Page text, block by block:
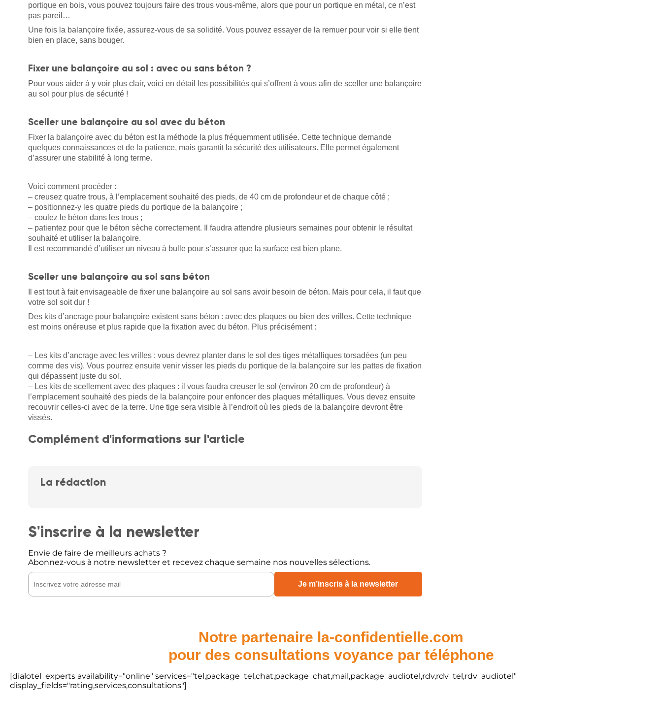
portique en bois, vous pouvez toujours faire des trous vous-même, alors que pour un portique en métal, ce n’est
pas pareil…
Une fois la balançoire fixée, assurez-vous de sa solidité. Vous pouvez essayer de la remuer pour voir si elle tient
bien en place, sans bouger.
Fixer une balançoire au sol : avec ou sans béton ?
Pour vous aider à y voir plus clair, voici en détail les possibilités qui s’offrent à vous afin de sceller une balançoire
au sol pour plus de sécurité !
Sceller une balançoire au sol avec du béton
Fixer la balançoire avec du béton est la méthode la plus fréquemment utilisée. Cette technique demande
quelques connaissances et de la patience, mais garantit la sécurité des utilisateurs. Elle permet également
d’assurer une stabilité à long terme.
Voici comment procéder :
– creusez quatre trous, à l’emplacement souhaité des pieds, de 40 cm de profondeur et de chaque côté ;
– positionnez-y les quatre pieds du portique de la balançoire ;
– coulez le béton dans les trous ;
– patientez pour que le béton sèche correctement. Il faudra attendre plusieurs semaines pour obtenir le résultat
souhaité et utiliser la balançoire.
Il est recommandé d’utiliser un niveau à bulle pour s’assurer que la surface est bien plane.
Sceller une balançoire au sol sans béton
Il est tout à fait envisageable de fixer une balançoire au sol sans avoir besoin de béton. Mais pour cela, il faut que
votre sol soit dur !
Des kits d’ancrage pour balançoire existent sans béton : avec des plaques ou bien des vrilles. Cette technique
est moins onéreuse et plus rapide que la fixation avec du béton. Plus précisément :
– Les kits d’ancrage avec les vrilles : vous devrez planter dans le sol des tiges métalliques torsadées (un peu
comme des vis). Vous pourrez ensuite venir visser les pieds du portique de la balançoire sur les pattes de fixation
qui dépassent juste du sol.
– Les kits de scellement avec des plaques : il vous faudra creuser le sol (environ 20 cm de profondeur) à
l’emplacement souhaité des pieds de la balançoire pour enfoncer des plaques métalliques. Vous devez ensuite
recouvrir celles-ci avec de la terre. Une tige sera visible à l’endroit où les pieds de la balançoire devront être
vissés.
Complément d'informations sur l'article
La rédaction
S'inscrire à la newsletter
Envie de faire de meilleurs achats ?
Abonnez-vous à notre newsletter et recevez chaque semaine nos nouvelles sélections.
Notre partenaire la-confidentielle.com
pour des consultations voyance par téléphone
[dialotel_experts availability="online" services="tel,package_tel,chat,package_chat,mail,package_audiotel,rdv,rdv_tel,rdv_audiotel"
display_fields="rating,services,consultations"]